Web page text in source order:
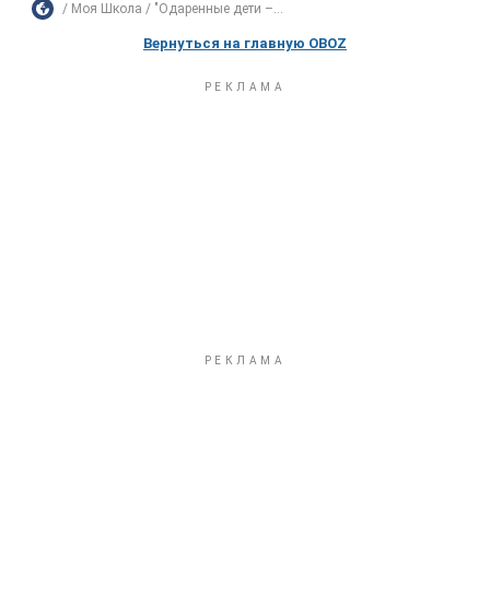
Моя Школа "Одаренные дети –...
Вернуться на главную OBOZ